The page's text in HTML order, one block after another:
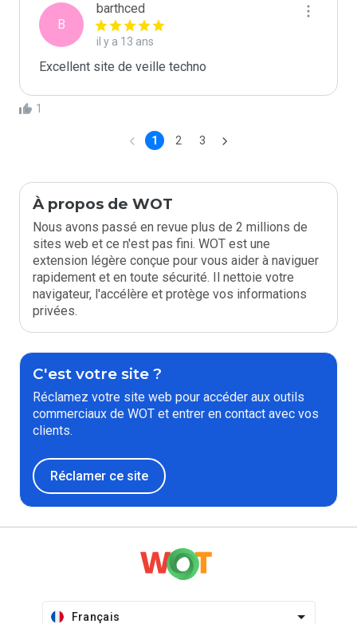
B
barthced
il y a 13 ans
Excellent site de veille techno
1
1 2 3
À propos de WOT
Nous avons passé en revue plus de 2 millions de
sites web et ce n'est pas fini. WOT est une
extension légère conçue pour vous aider à naviguer
rapidement et en toute sécurité. Il nettoie votre
navigateur, l'accélère et protège vos informations
privées.
C'est votre site ?
Réclamez votre site web pour accéder aux outils
commerciaux de WOT et entrer en contact avec vos
clients.
Réclamer ce site
Français